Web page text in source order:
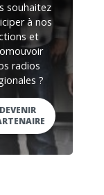
souhaitez
à nos
et
radios
?
DEVENIR